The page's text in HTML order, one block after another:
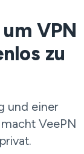
VPN
zu
und einer
VeePN